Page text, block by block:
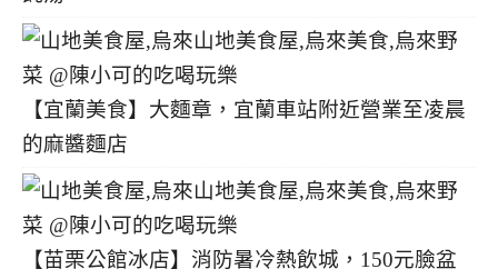
【宜蘭美食】大麵章，宜蘭車站附近營業至凌晨
的麻醬麵店
【苗栗公館冰店】消防暑冷熱飲城，150元臉盆